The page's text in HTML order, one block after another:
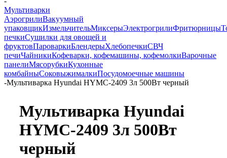
Мультиварки
АэрогрилиВакуумный
упаковщикИзмельчительМиксерыЭлектрогрилиФритюрницы
печкиСушилки для овощей и
фруктовПароваркиБлендерыХлебопечкиСВЧ
печиЧайникиКофеварки, кофемашины, кофемолкиВарочные
панелиМясорубкиКухонные
комбайныСоковыжималкиПосудомоечные машины
-Мультиварка Hyundai HYMC-2409 3л 500Вт черный
Мультиварка Hyundai
HYMC-2409 3л 500Вт
черный